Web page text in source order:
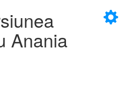
×
Anania